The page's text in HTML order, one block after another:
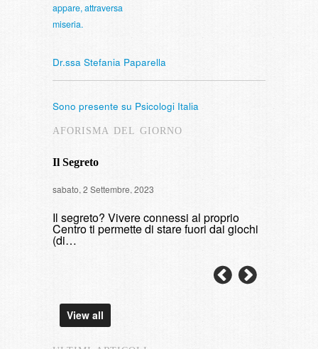
appare, attraversa
miseria.
Dr.ssa Stefania Paparella
Sono presente su Psicologi Italia
AFORISMA DEL GIORNO
Il Segreto
sabato, 2 Settembre, 2023
Il segreto? Vivere connessi al proprio
Centro ti permette di stare fuori dai giochi
(di…
View all